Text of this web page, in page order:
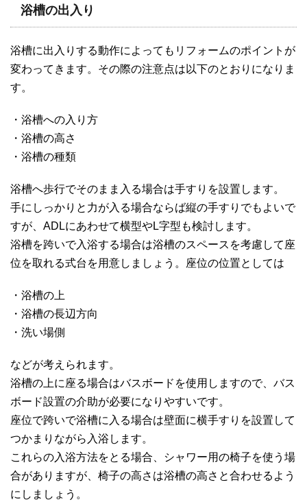
浴槽の出入り
浴槽に出入りする動作によってもリフォームのポイントが
変わってきます。その際の注意点は以下のとおりになりま
す。
・浴槽への入り方
・浴槽の高さ
・浴槽の種類
浴槽へ歩行でそのまま入る場合は手すりを設置します。
手にしっかりと力が入る場合ならば縦の手すりでもよいで
すが、ADLにあわせて横型やL字型も検討します。
浴槽を跨いで入浴する場合は浴槽のスペースを考慮して座
位を取れる式台を用意しましょう。座位の位置としては
・浴槽の上
・浴槽の長辺方向
・洗い場側
などが考えられます。
浴槽の上に座る場合はバスボードを使用しますので、バス
ボード設置の介助が必要になりやすいです。
座位で跨いで浴槽に入る場合は壁面に横手すりを設置して
つかまりながら入浴します。
これらの入浴方法をとる場合、シャワー用の椅子を使う場
合がありますが、椅子の高さは浴槽の高さと合わせるよう
にしましょう。